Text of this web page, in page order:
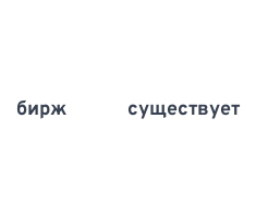
бирж существует